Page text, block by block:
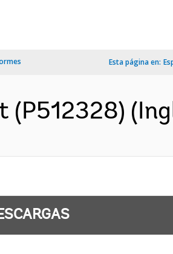
Esta página en:
(P512328)